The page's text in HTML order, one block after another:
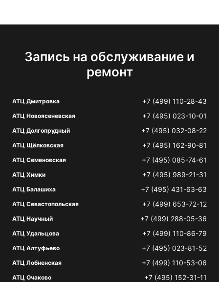
Запись на обслуживание и
ремонт
АТЦ Дмитровка +7 (499) 110-28-43
АТЦ Новоясеневская +7 (495) 023-10-01
АТЦ Долгопрудный +7 (495) 032-08-22
АТЦ Щёлковская +7 (495) 162-90-81
АТЦ Семеновская +7 (495) 085-74-61
АТЦ Химки +7 (495) 989-21-31
АТЦ Балашиха +7 (495) 431-63-63
АТЦ Севастопольская +7 (499) 653-72-12
АТЦ Научный +7 (499) 288-05-36
АТЦ Удальцова +7 (499) 110-86-79
АТЦ Алтуфьево +7 (495) 023-81-52
АТЦ Лобненская +7 (499) 110-53-06
АТЦ Очаково +7 (495) 152-31-11